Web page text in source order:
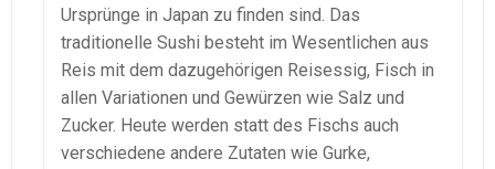
Ursprünge in Japan zu finden sind. Das
traditionelle Sushi besteht im Wesentlichen aus
Reis mit dem dazugehörigen Reisessig, Fisch in
allen Variationen und Gewürzen wie Salz und
Zucker. Heute werden statt des Fischs auch
verschiedene andere Zutaten wie Gurke,